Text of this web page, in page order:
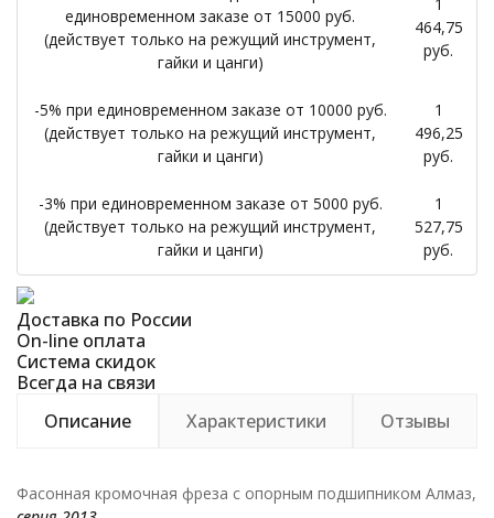
единовременном заказе от 15000 руб.
(действует только на режущий инструмент,
гайки и цанги)
464,75
руб.
-5% при единовременном заказе от 10000 руб.
(действует только на режущий инструмент,
гайки и цанги)
1
496,25
руб.
-3% при единовременном заказе от 5000 руб.
(действует только на режущий инструмент,
гайки и цанги)
1
527,75
руб.
Доставка по России
On-line оплата
Система скидок
Всегда на связи
Описание
Характеристики Отзывы
Фасонная кромочная фреза с опорным подшипником Алмаз,